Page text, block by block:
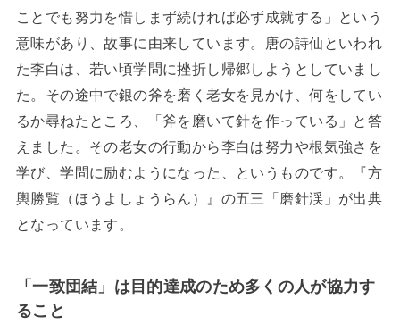
ことでも努力を惜しまず続ければ必ず成就する」という
意味があり、故事に由来しています。唐の詩仙といわれ
た李白は、若い頃学問に挫折し帰郷しようとしていまし
た。その途中で銀の斧を磨く老女を見かけ、何をしてい
るか尋ねたところ、「斧を磨いて針を作っている」と答
えました。その老女の行動から李白は努力や根気強さを
学び、学問に励むようになった、というものです。『方
輿勝覧（ほうよしょうらん）』の五三「磨針渓」が出典
となっています。
「一致団結」は目的達成のため多くの人が協力す
ること